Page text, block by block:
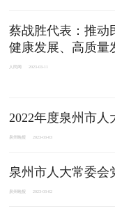
蔡战胜代表：推动
健康发展、高质量
人民网 2023-03-11
2022年度泉州市
泉州晚报 2023-03-03
泉州市人大常委会
泉州晚报 2023-03-02